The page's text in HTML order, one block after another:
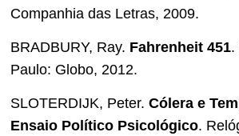
Companhia das Letras, 2009.
BRADBURY, Ray. Fahrenheit 451.
Paulo: Globo, 2012.
SLOTERDIJK, Peter. Cólera e
Ensaio Político Psicológico.